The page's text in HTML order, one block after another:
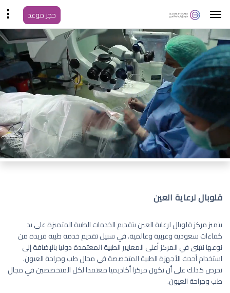
حجز موعد
قلوبال لرعاية العين
يتميز مركز قلوبال لرعاية العين بتقديم الخدمات الطبية المتميزة على يد
كفاءات سعودية وعربية وعالمية. في سبيل تقديم خدمة طبية فريدة من
نوعها نتبنى في المركز أعلى المعايير الطبية المعتمدة دوليا بالإضافة إلى
استخدام أحدث الأجهزة الطبية المتخصصة في مجال طب وجراحة العيون.
نحرص كذلك على أن نكون مركزا أكاديميا معتمدا لكل المتخصصين في مجال
طب وجراحة العيون.